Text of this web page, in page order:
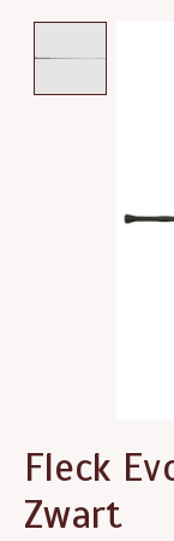
Fleck
Zwart